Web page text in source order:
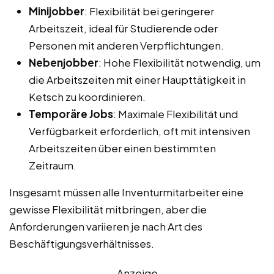
Minijobber: Flexibilität bei geringerer
Arbeitszeit, ideal für Studierende oder
Personen mit anderen Verpflichtungen.
Nebenjobber: Hohe Flexibilität notwendig, um
die Arbeitszeiten mit einer Haupttätigkeit in
Ketsch zu koordinieren.
Temporäre Jobs: Maximale Flexibilität und
Verfügbarkeit erforderlich, oft mit intensiven
Arbeitszeiten über einen bestimmten
Zeitraum.
Insgesamt müssen alle Inventurmitarbeiter eine
gewisse Flexibilität mitbringen, aber die
Anforderungen variieren je nach Art des
Beschäftigungsverhältnisses.